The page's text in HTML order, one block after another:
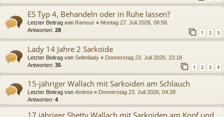
ES Typ 4, Behandeln oder in Ruhe lassen?
Letzter Beitrag von Ramour « Montag 27. Juli 2026, 08:58
Antworten: 28 1 2 3
Lady 14 Jahre 2 Sarkoide
Letzter Beitrag von Selimilady « Donnerstag 23. Juli 2026, 23:18
Antworten: 35 1 2 3 4
15-jähriger Wallach mit Sarkoiden am Schlauch
Letzter Beitrag von Andrea « Donnerstag 23. Juli 2026, 04:28
Antworten: 4